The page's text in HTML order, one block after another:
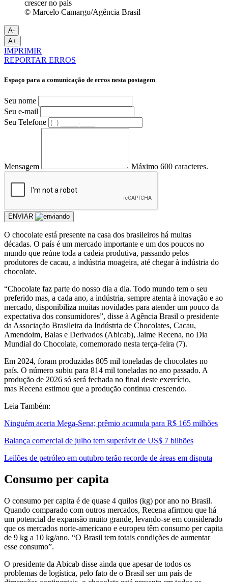
© Marcelo Camargo/Agência Brasil
A-
A+
IMPRIMIR
REPORTAR ERROS
Espaço para a comunicação de erros nesta postagem
Seu nome
Seu e-mail
Seu Telefone
Mensagem Máximo 600 caracteres.
ENVIAR
O chocolate está presente na casa dos brasileiros há muitas
décadas. O país é um mercado importante e um dos poucos no
mundo que reúne toda a cadeia produtiva, passando pelos
produtores de cacau, a indústria moageira, até chegar à indústria do
chocolate.
“Chocolate faz parte do nosso dia a dia. Todo mundo tem o seu
preferido mas, a cada ano, a indústria, sempre atenta à inovação e ao
mercado, disponibiliza muitas novidades para atender um pouco da
expectativa dos consumidores”, disse à Agência Brasil o presidente
da Associação Brasileira da Indústria de Chocolates, Cacau,
Amendoim, Balas e Derivados (Abicab), Jaime Recena, no Dia
Mundial do Chocolate, comemorado nesta terça-feira (7).
Em 2024, foram produzidas 805 mil toneladas de chocolates no
país. O número subiu para 814 mil toneladas no ano passado. A
produção de 2026 só será fechada no final deste exercício,
mas Recena estimou que a produção continua crescendo.
Leia Também:
Ninguém acerta Mega-Sena; prêmio acumula para R$ 165 milhões
Balança comercial de julho tem superávit de US$ 7 bilhões
Leilões de petróleo em outubro terão recorde de áreas em disputa
Consumo per capita
O consumo per capita é de quase 4 quilos (kg) por ano no Brasil.
Quando comparado com outros mercados, Recena afirmou que há
um potencial de expansão muito grande, levando-se em considerado
que os mercados norte-americano e europeu têm consumo per capita
de 9 kg a 10 kg/ano. “O Brasil tem totais condições de aumentar
esse consumo”.
O presidente da Abicab disse ainda que apesar de todos os
problemas de logística, pelo fato de o Brasil ser um país de